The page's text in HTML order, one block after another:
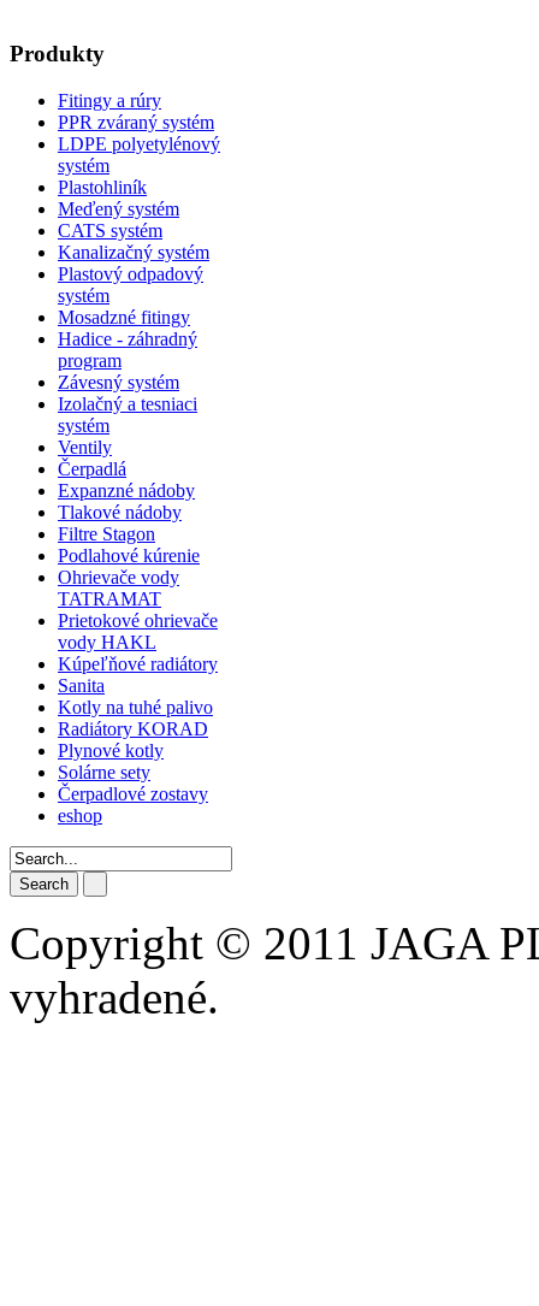
Produkty
Fitingy a rúry
PPR zváraný systém
LDPE polyetylénový
systém
Plastohliník
Meďený systém
CATS systém
Kanalizačný systém
Plastový odpadový
systém
Mosadzné fitingy
Hadice - záhradný
program
Závesný systém
Izolačný a tesniaci
systém
Ventily
Čerpadlá
Expanzné nádoby
Tlakové nádoby
Filtre Stagon
Podlahové kúrenie
Ohrievače vody
TATRAMAT
Prietokové ohrievače
vody HAKL
Kúpeľňové radiátory
Sanita
Kotly na tuhé palivo
Radiátory KORAD
Plynové kotly
Solárne sety
Čerpadlové zostavy
eshop
Search
Copyright © 2011 JAGA
vyhradené.